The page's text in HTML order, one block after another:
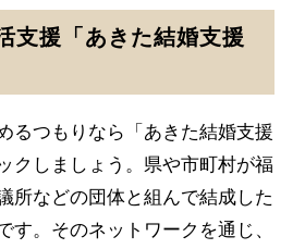
支援「あきた結婚支援
るつもりなら「あきた結婚支援
クしましょう。県や市町村が福
所などの団体と組んで結成した
す。そのネットワークを通じ、